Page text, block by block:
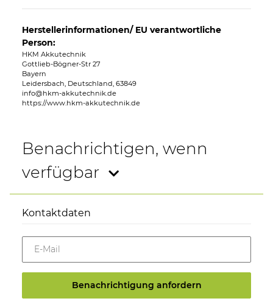
Herstellerinformationen/ EU verantwortliche
Person:
HKM Akkutechnik
Gottlieb-Bögner-Str 27
Bayern
Leidersbach, Deutschland, 63849
info@hkm-akkutechnik.de
https://www.hkm-akkutechnik.de
Benachrichtigen, wenn
verfügbar
Kontaktdaten
E-Mail
Benachrichtigung anfordern